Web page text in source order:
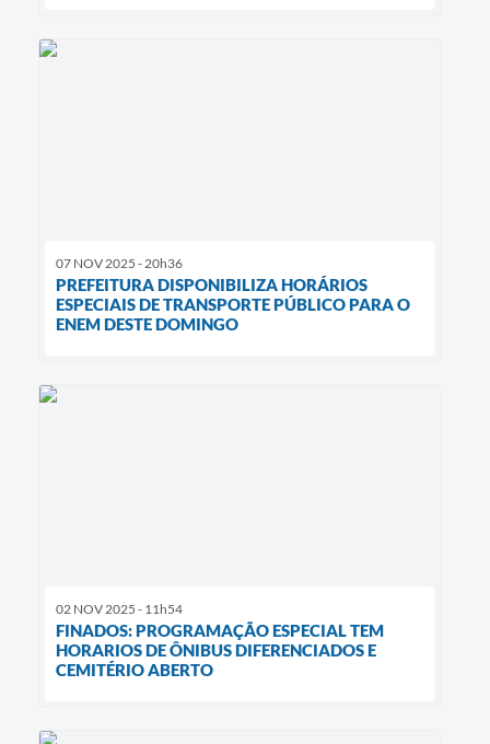
07 NOV 2025 - 20h36
PREFEITURA DISPONIBILIZA HORÁRIOS
ESPECIAIS DE TRANSPORTE PÚBLICO PARA O
ENEM DESTE DOMINGO
02 NOV 2025 - 11h54
FINADOS: PROGRAMAÇÃO ESPECIAL TEM
HORARIOS DE ÔNIBUS DIFERENCIADOS E
CEMITÉRIO ABERTO